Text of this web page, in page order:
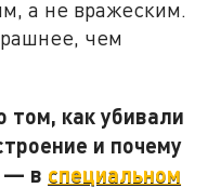
а не вражеским.
чем
как убивали
и почему
— в специальном